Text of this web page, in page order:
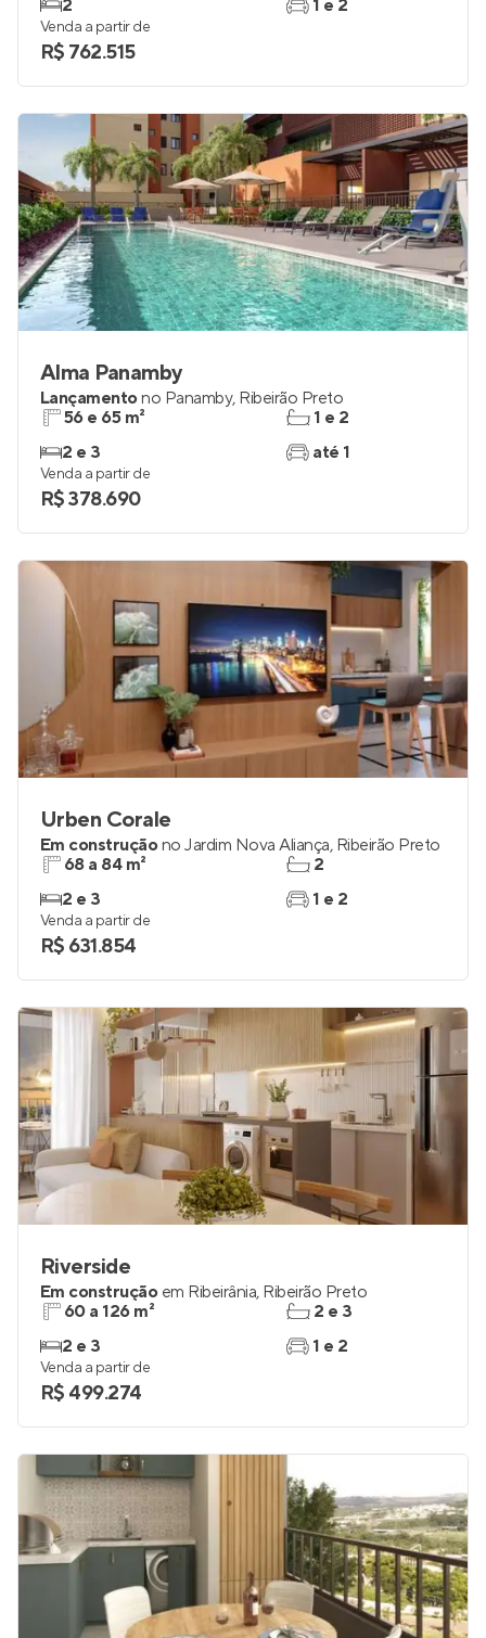
2 1 e 2
Venda a partir de
R$ 762.515
Alma Panamby
Lançamentono Panamby, Ribeirão Preto
56 e 65 m²
2 e 3
1 e 2
até 1
Venda a partir de
R$ 378.690
Urben Corale
Em construçãono Jardim Nova Aliança, Ribeirão Preto
68 a 84 m²
2 e 3
2
1 e 2
Venda a partir de
R$ 631.854
Riverside
Em construção em Ribeirânia, Ribeirão Preto
60 a 126 m²
2 e 3
2 e 3
1 e 2
Venda a partir de
R$ 499.274